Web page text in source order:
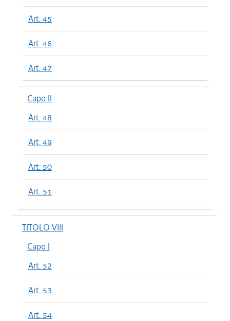
Art. 45
Art. 46
Art. 47
Capo II
Art. 48
Art. 49
Art. 50
Art. 51
TITOLO VIII
Capo I
Art. 52
Art. 53
Art. 54